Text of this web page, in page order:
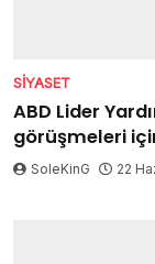
SIYASET
ABD Lider
görüşmeleri
SoleKinG 22